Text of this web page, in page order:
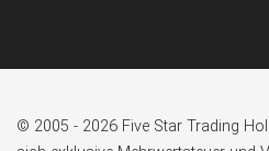
© 2005 - 2026 Five Star Trading